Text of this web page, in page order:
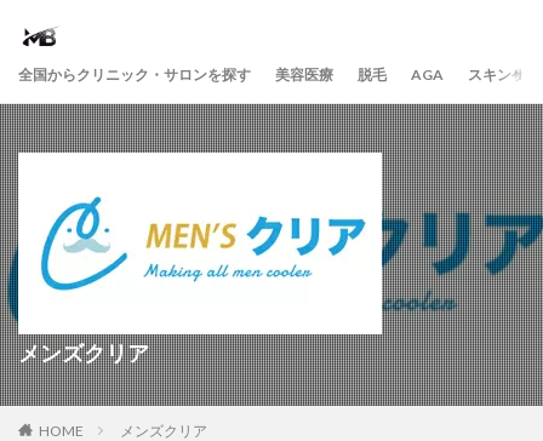
全国からクリニック・サロンを探す 美容医療 脱毛 AGA スキンケア
メンズクリア
HOME メンズクリア